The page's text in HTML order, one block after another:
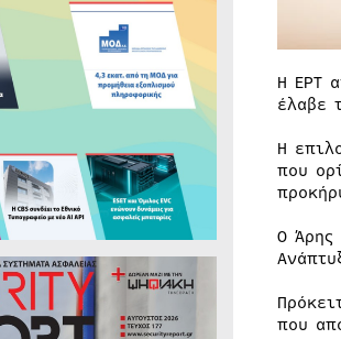
Η ΕΡΤ
έλαβε
Η
που
Ο Άρης
που